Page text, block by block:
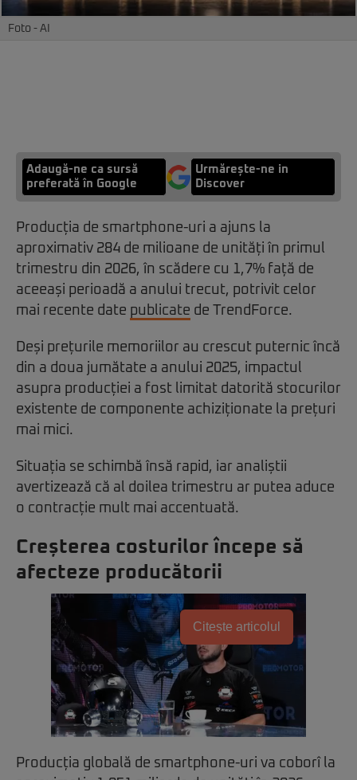
Foto - AI
Adaugă-ne ca sursă
preferată în Google
Urmărește-ne in
Discover
Producția de smartphone-uri a ajuns la
aproximativ 284 de milioane de unități în primul
trimestru din 2026, în scădere cu 1,7% față de
aceeași perioadă a anului trecut, potrivit celor
mai recente date publicate de TrendForce.
Deși prețurile memoriilor au crescut puternic încă
din a doua jumătate a anului 2025, impactul
asupra producției a fost limitat datorită stocurilor
existente de componente achiziționate la prețuri
mai mici.
Situația se schimbă însă rapid, iar analiștii
avertizează că al doilea trimestru ar putea aduce
o contracție mult mai accentuată.
Creșterea costurilor începe să
afecteze producătorii
Citește articolul
Producția globală de smartphone-uri va coborî la